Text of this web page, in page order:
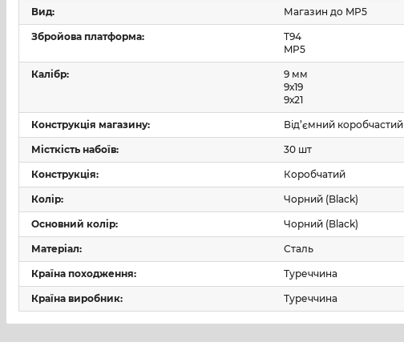
сталева конструкція корпусу;
країна походження —
Вид: Магазин до MP5
Збройова платформа:
T94
MP5
Калібр:
9 мм
9х19
9х21
Конструкція магазину: Від’ємний коробчастий
Місткість набоїв: 30 шт
Конструкція: Коробчатий
Колір: Чорний (Black)
Основний колір: Чорний (Black)
Матеріал: Сталь
Країна походження: Туреччина
Країна виробник: Туреччина